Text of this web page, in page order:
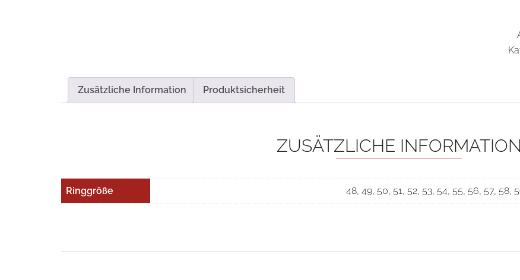
Zusätzliche Information Produktsicherheit
ZUSÄTZLICHE INFORMATION
Ringgröße 48, 49, 50, 51, 52, 53, 54, 55, 56, 57, 58,